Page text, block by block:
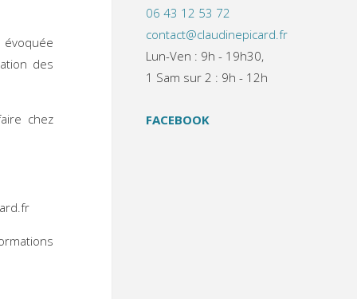
des
chez
06 43 12 53 72
contact@claudinepicard.fr
Lun-Ven : 9h - 19h30,
1 Sam sur 2 : 9h - 12h
FACEBOOK